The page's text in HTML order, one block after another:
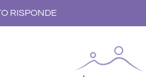
RISPONDE